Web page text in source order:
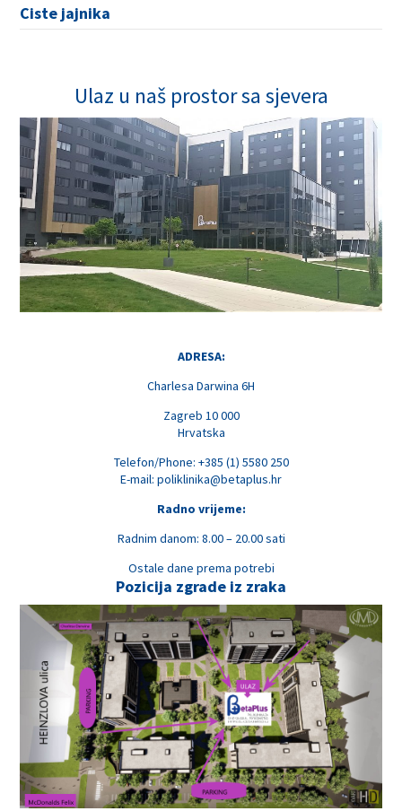
Ciste jajnika
Ulaz u naš prostor sa sjevera
ADRESA:
Charlesa Darwina 6H
Zagreb 10 000
Hrvatska
Telefon/Phone: +385 (1) 5580 250
E-mail: poliklinika@betaplus.hr
Radno vrijeme:
Radnim danom: 8.00 – 20.00 sati
Ostale dane prema potrebi
Pozicija zgrade iz zraka